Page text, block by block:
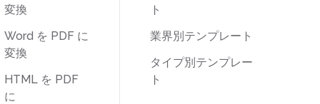
変換
Word を PDF に
変換
HTML を PDF
に
ト
業界別テンプレート
タイプ別テンプレー
ト